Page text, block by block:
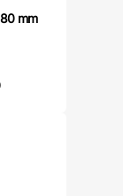
mm